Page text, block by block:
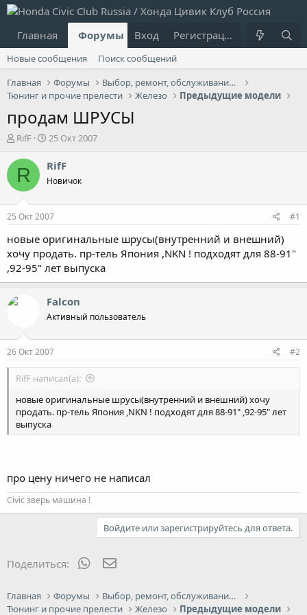
Главная Форумы Что нового?
Вход Регистрация
Новые сообщения
Поиск сообщений
Главная
Форумы
Выбор, ремонт, обслуживание и эксплуатация
Тюнинг и прочие прелести
Железо Предыдущие модели
продам ШРУСЫ
А
т
о
р
е
м
ы
RifF
Д
т
н
ч
а
л
а
25 Окт 2007
R RifF
Новичок
25 Окт 2007 #1
новые оригинальные шрусы(внутренний и внешний)
хочу продать. пр-тель Япония ,NKN ! подходят для 88-91"
,92-95" лет выпуска
Falcon
Активный пользователь
26 Окт 2007 #2
RifF написал(а):
новые оригинальные шрусы(внутренний и внешний) хочу
продать. пр-тель Япония ,NKN ! подходят для 88-91" ,92-95" лет
выпуска
про цену ничего не написал
Civic зверь машина !
Войдите или зарегистрируйтесь для ответа.
Поделиться: WhatsApp
Главная Форумы
Выбор, ремонт, обслуживание и эксплуатация
Тюнинг и прочие прелести
Железо Предыдущие модели